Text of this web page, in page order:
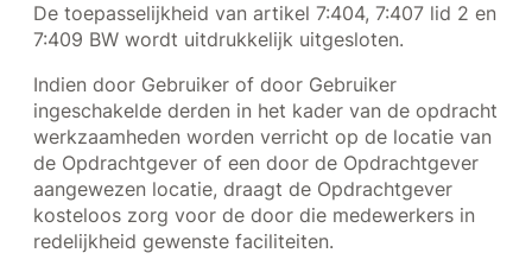
De toepasselijkheid van artikel 7:404, 7:407 lid 2 en
7:409 BW wordt uitdrukkelijk uitgesloten.
Indien door Gebruiker of door Gebruiker
ingeschakelde derden in het kader van de opdracht
werkzaamheden worden verricht op de locatie van
de Opdrachtgever of een door de Opdrachtgever
aangewezen locatie, draagt de Opdrachtgever
kosteloos zorg voor de door die medewerkers in
redelijkheid gewenste faciliteiten.